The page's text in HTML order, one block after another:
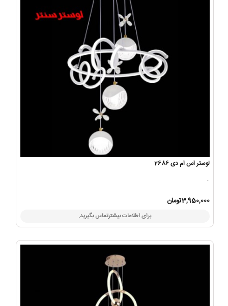
لوستر اس ام دی 2686
..
3,950,000تومان
برای اطلاعات بیشترتماس بگیرید.